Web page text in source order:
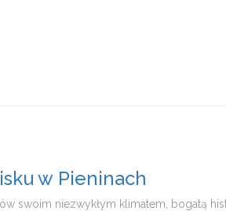
w Pieninach
swoim niezwykłym klimatem, bogatą